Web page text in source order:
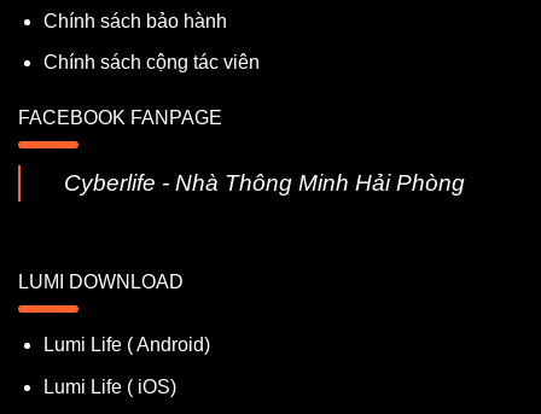
Chính sách bảo hành
Chính sách cộng tác viên
FACEBOOK FANPAGE
Cyberlife - Nhà Thông Minh Hải Phòng
LUMI DOWNLOAD
Lumi Life ( Android)
Lumi Life ( iOS)